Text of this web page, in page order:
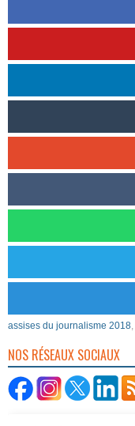
assises du journalisme 2018,
NOS RÉSEAUX SOCIAUX